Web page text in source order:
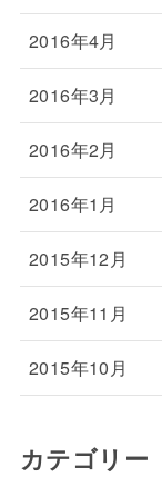
2016年4月
2016年3月
2016年2月
2016年1月
2015年12月
2015年11月
2015年10月
カテゴリー